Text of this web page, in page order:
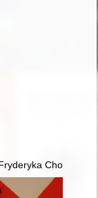
Chopina na